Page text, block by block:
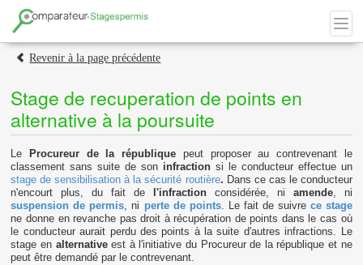
Revenir à la page précédente
Stage de recuperation de points en
alternative à la poursuite
Le Procureur de la république peut proposer au contrevenant le
classement sans suite de son infraction si le conducteur effectue un
stage de sensibilisation à la sécurité routière. Dans ce cas le conducteur
n'encourt plus, du fait de
l'infractionconsidérée, ni amende, ni
suspension de permis, ni perte de points. Le fait de suivre ce stage
ne donne en revanche pas droit à récupération de points dans le cas où
le conducteur aurait perdu des points à la suite d'autres infractions. Le
stage en alternativeest à l'initiative du Procureur de la république et ne
peut être demandé par le contrevenant.